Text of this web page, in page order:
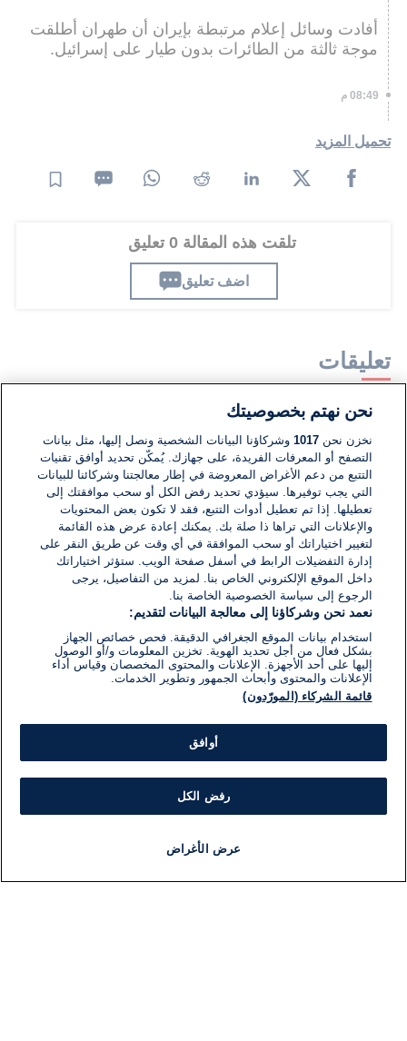
أفادت وسائل إعلام مرتبطة بإيران أن طهران أطلقت
موجة ثالثة من الطائرات بدون طيار على إسرائيل.
08:49 م
تحميل المزيد
تلقت هذه المقالة 0 تعليق
اضف تعليق
تعليقات
لا توجد تعليقات مكتوبة حتى الآن. كن الأول!
اكتب تعليقًا جديدًا ...
نحن نهتم بخصوصيتك
نخزن نحن1017 وشركاؤنا البيانات الشخصية ونصل إليها، مثل بيانات
التصفح أو المعرفات الفريدة، على جهازك. يُمكّن تحديد أوافق تقنيات
التتبع من دعم الأغراض المعروضة في إطار معالجتنا وشركائنا للبيانات
التي يجب توفيرها. سيؤدي تحديد رفض الكل أو سحب موافقتك إلى
تعطيلها. إذا تم تعطيل أدوات التتبع، فقد لا تكون بعض المحتويات
والإعلانات التي تراها ذا صلة بك. يمكنك إعادة عرض هذه القائمة
لتغيير اختياراتك أو سحب الموافقة في أي وقت عن طريق النقر على
إدارة التفضيلات الرابط في أسفل صفحة الويب. ستؤثر اختياراتك
داخل الموقع الإلكتروني الخاص بنا. لمزيد من التفاصيل، يرجى
الرجوع إلى سياسة الخصوصية الخاصة بنا.
نعمد نحن وشركاؤنا إلى معالجة البيانات لتقديم:
استخدام بيانات الموقع الجغرافي الدقيقة. فحص خصائص الجهاز
بشكل فعال من أجل تحديد الهوية. تخزين المعلومات و/أو الوصول
إليها على أحد الأجهزة. الإعلانات والمحتوى المخصصان وقياس أداء
الإعلانات والمحتوى وأبحاث الجمهور وتطوير الخدمات.
قائمة الشركاء (المورّدون)
أوافق
رفض الكل
عرض الأغراض